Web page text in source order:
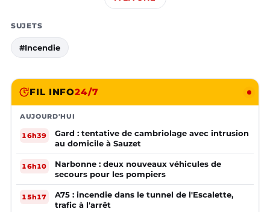
SUJETS
#Incendie
FIL INFO24/7
AUJOURD'HUI
16h39
Gard : tentative de cambriolage avec intrusion
au domicile à Sauzet
16h10
Narbonne : deux nouveaux véhicules de
secours pour les pompiers
15h17
A75 : incendie dans le tunnel de l'Escalette,
trafic à l'arrêt